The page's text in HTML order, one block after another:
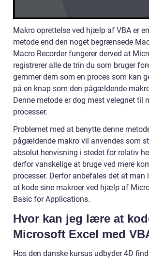
Makro oprettelse ved hjælp af VBA er
metode end den noget begrænsede
Macro Recorder fungerer derved at
registrerer alle de trin du som bruger
gemmer dem som en proces som kan
på en knap som den pågældende
Denne metode er dog mest velegnet til
processer.
Problemet med at benytte denne
pågældende makro vil anvendes som
absolut henvisning i stedet for relativ
derfor vanskelige at bruge ved mere
processer. Derfor anbefales det at
at kode sine makroer ved hjælp af
Basic for Applications.
Hvor kan jeg lære at
Microsoft Excel med
Hos den danske kursus udbyder 4D